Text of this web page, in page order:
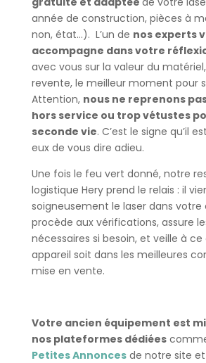
année de construction, pièces à
non, état…). L’un de nos experts
accompagne dans votre
avec vous sur la valeur du
revente, le meilleur moment pour
Attention, nous ne reprenons
hors service ou trop vétustes
seconde vie. C’est le signe qu’il
eux de vous dire adieu.
Une fois le feu vert donné, notre
logistique Hery prend le relais : il
soigneusement le laser dans votre
procède aux vérifications, assure
nécessaires si besoin, et veille à
appareil soit dans les meilleures
mise en vente.
Votre ancien équipement est
nos plateformes dédiées
Petites Annonces de notre site